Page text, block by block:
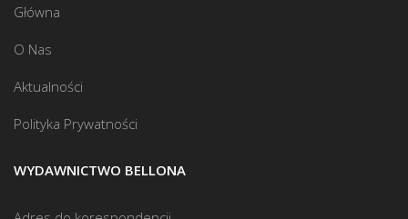
Główna
O Nas
Aktualności
Polityka Prywatności
WYDAWNICTWO BELLONA